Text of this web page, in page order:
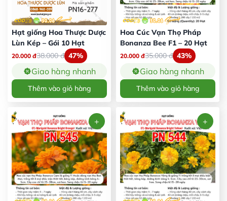
Hạt giống Hoa Thược Dược
Lùn Kép – Gói 10 Hạt
20.000 đ38.000đ 47%
Giao hàng nhanh
Thêm vào giỏ hàng
Hoa Cúc Vạn Thọ Pháp
Bonanza Bee F1 – 20 Hạt
20.000 đ35.000đ 43%
Giao hàng nhanh
Thêm vào giỏ hàng